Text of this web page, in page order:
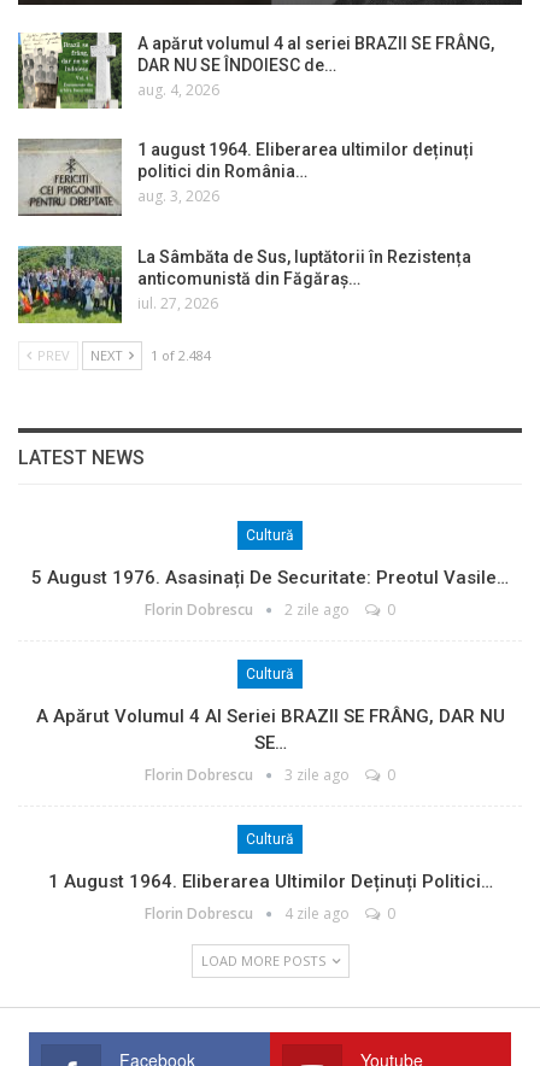
A apărut volumul 4 al seriei BRAZII SE FRÂNG,
DAR NU SE ÎNDOIESC de…
aug. 4, 2026
1 august 1964. Eliberarea ultimilor deținuți
politici din România…
aug. 3, 2026
La Sâmbăta de Sus, luptătorii în Rezistența
anticomunistă din Făgăraș…
iul. 27, 2026
PREV NEXT 1 of 2.484
LATEST NEWS
Cultură
5 August 1976. Asasinați De Securitate: Preotul Vasile…
Florin Dobrescu 2 zile ago 0
Cultură
A Apărut Volumul 4 Al Seriei BRAZII SE FRÂNG, DAR NU
SE…
Florin Dobrescu 3 zile ago 0
Cultură
1 August 1964. Eliberarea Ultimilor Deținuți Politici…
Florin Dobrescu 4 zile ago 0
LOAD MORE POSTS
Facebook Youtube